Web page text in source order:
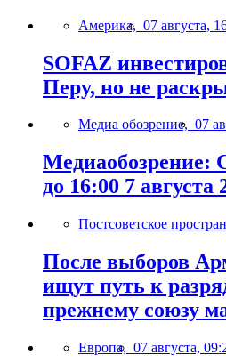
Америка, 07 августа,
SOFAZ
Перу, но не
Медиа обозрение, 07
Медиаобозрение:
до 16:00 7 августа
Постсоветское
После выборов
ищут путь к
прежнему союзу
Европа, 07 августа,